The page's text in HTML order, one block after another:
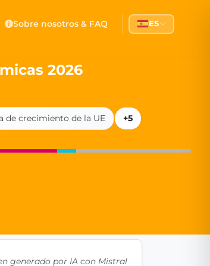
transparency, and citizen
Sobre nosotros & FAQ ES
2026
de crecimiento de la UE
+5
generado por IA con Mistral